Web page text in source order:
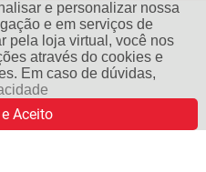
e personalizar nossa
e em serviços de
pela loja virtual, você nos
através do cookies e
Em caso de dúvidas,
Aceito